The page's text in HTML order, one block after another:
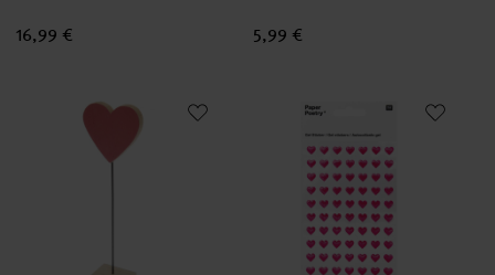
16,99 € 5,99 €
Deko-Aufsteller Herz rot 6x20cm Paper Poetry Gelsticker